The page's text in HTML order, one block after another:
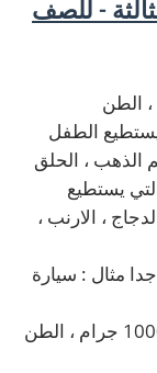
الوحدة الثالثة - للصف
، الطن
الطفل
الذهب ، الحلق
يستطيع
، الارنب ،
مثال : سيارة
الطن = 1000 كيلو جرام ، الكيلو جرام = 1000 جرام ، الطن